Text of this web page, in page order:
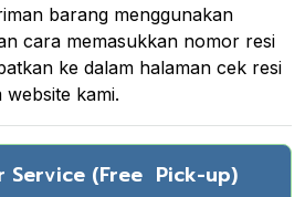
barang menggunakan
cara memasukkan nomor resi
ke dalam halaman cek resi
website kami.
Service (Free Pick-up)